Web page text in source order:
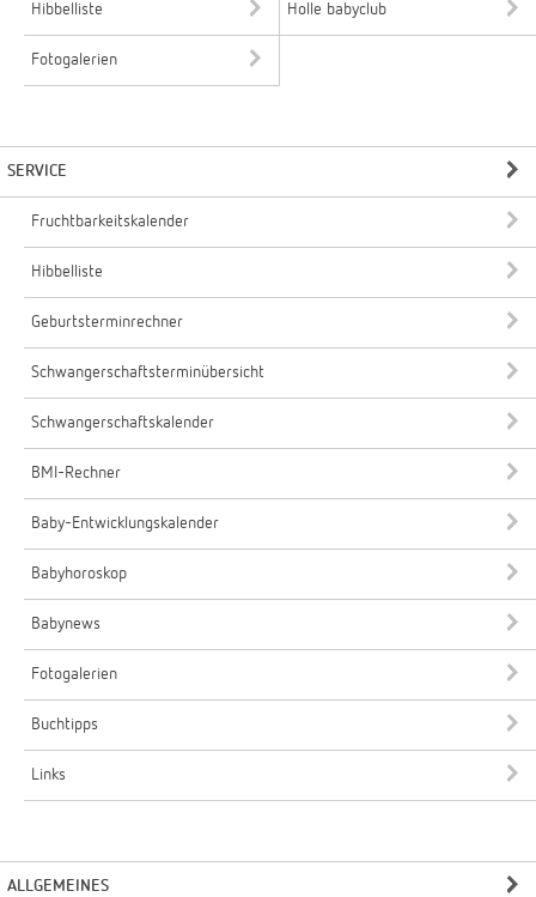
Hibbelliste Holle babyclub
Fotogalerien
SERVICE
Fruchtbarkeitskalender
Hibbelliste
Geburtsterminrechner
Schwangerschaftsterminübersicht
Schwangerschaftskalender
BMI-Rechner
Baby-Entwicklungskalender
Babyhoroskop
Babynews
Fotogalerien
Buchtipps
Links
ALLGEMEINES